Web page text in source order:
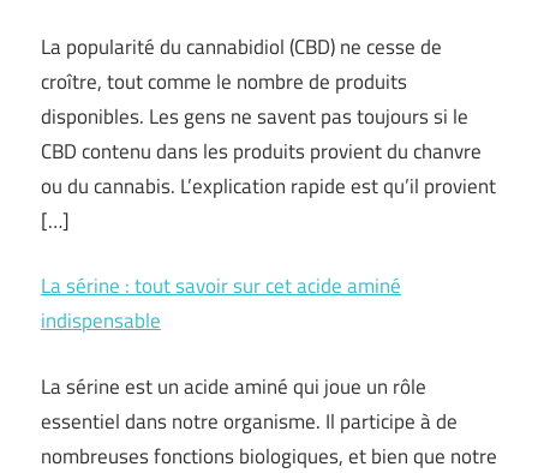
La popularité du cannabidiol (CBD) ne cesse de
croître, tout comme le nombre de produits
disponibles. Les gens ne savent pas toujours si le
CBD contenu dans les produits provient du chanvre
ou du cannabis. L’explication rapide est qu’il provient
[…]
La sérine : tout savoir sur cet acide aminé
indispensable
La sérine est un acide aminé qui joue un rôle
essentiel dans notre organisme. Il participe à de
nombreuses fonctions biologiques, et bien que notre